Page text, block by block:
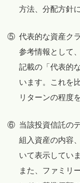
方法、分配方針
⑤ 代表的な資産ク
参考情報として
記載の「代表的
います。これを
リターンの程度
⑥ 当該投資信託の
組入資産の内容
いて表示していま
また、ファミリ